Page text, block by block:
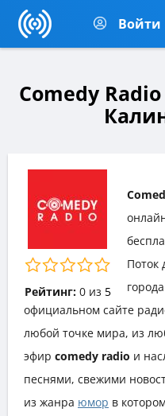
Войти
Comedy
Рейтинг: 0из 5
Поток
города
официальном сайте
любой точке мира, из
эфир comedy radio и
песнями, свежими
из жанра юмор в